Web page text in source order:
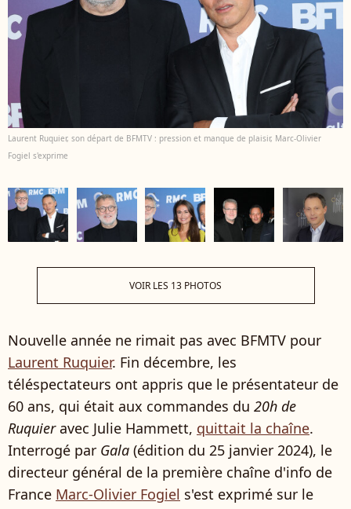
Laurent Ruquier, son départ de BFMTV : pression et manque de plaisir, Marc-Olivier
Fogiel s'exprime
VOIR LES 13 PHOTOS
Nouvelle année ne rimait pas avec BFMTV pour
Laurent Ruquier. Fin décembre, les
téléspectateurs ont appris que le présentateur de
60 ans, qui était aux commandes du 20h de
Ruquieravec Julie Hammett, quittait la chaîne.
Interrogé par Gala (édition du 25 janvier 2024), le
directeur général de la première chaîne d'info de
France Marc-Olivier Fogiel s'est exprimé sur le